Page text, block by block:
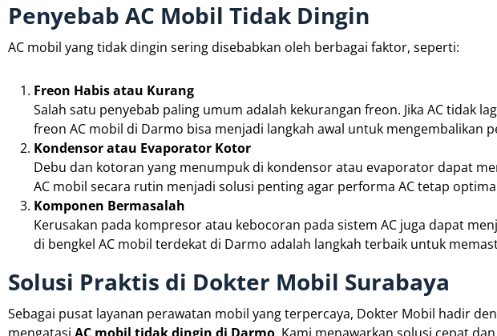
Penyebab AC Mobil Tidak Dingin
AC mobil yang tidak dingin sering disebabkan oleh berbagai faktor, seperti:
Freon Habis atau Kurang
Salah satu penyebab paling umum adalah kekurangan freon. Jika AC tidak
freon AC mobil di Darmo bisa menjadi langkah awal untuk mengembalikan
Kondensor atau Evaporator Kotor
Debu dan kotoran yang menumpuk di kondensor atau evaporator dapat
AC mobil secara rutin menjadi solusi penting agar performa AC tetap
Komponen Bermasalah
Kerusakan pada kompresor atau kebocoran pada sistem AC juga dapat
di bengkel AC mobil terdekat di Darmo adalah langkah terbaik untuk
Solusi Praktis di Dokter Mobil Surabaya
Sebagai pusat layanan perawatan mobil yang terpercaya, Dokter Mobil hadir